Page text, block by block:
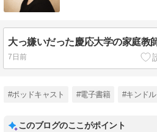
7日前
#ポッドキャスト #電子書籍 #キンドル
このブログのここがポイント